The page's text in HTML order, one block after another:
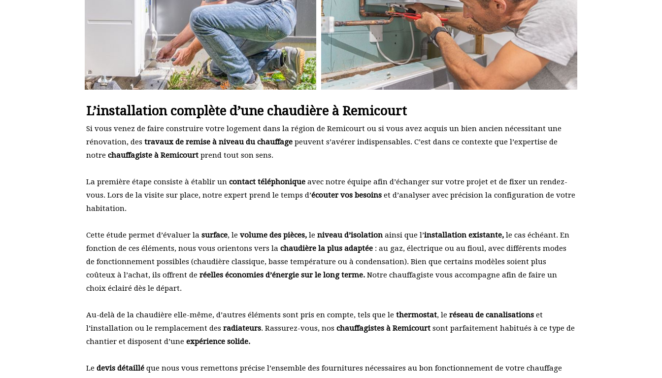
L’installation complète d’une chaudière à Remicourt
Si vous venez de faire construire votre logement dans la région de Remicourt ou si vous avez acquis un bien ancien nécessitant une
rénovation, des travaux de remise à niveau du chauffage peuvent s’avérer indispensables. C’est dans ce contexte que l’expertise de
notre chauffagiste à Remicourt prend tout son sens.
La première étape consiste à établir un contact téléphonique avec notre équipe afin d’échanger sur votre projet et de fixer un rendez-
vous. Lors de la visite sur place, notre expert prend le temps d’écouter vos besoins et d’analyser avec précision la configuration de votre
habitation.
Cette étude permet d’évaluer la surface, le volume des pièces, le niveau d’isolation ainsi que l’installation existante, le cas échéant. En
fonction de ces éléments, nous vous orientons vers la chaudière la plus adaptée : au gaz, électrique ou au fioul, avec différents modes
de fonctionnement possibles (chaudière classique, basse température ou à condensation). Bien que certains modèles soient plus
coûteux à l’achat, ils offrent de réelles économies d’énergie sur le long terme. Notre chauffagiste vous accompagne afin de faire un
choix éclairé dès le départ.
Au-delà de la chaudière elle-même, d’autres éléments sont pris en compte, tels que le thermostat, le réseau de canalisations et
l’installation ou le remplacement des radiateurs. Rassurez-vous, nos chauffagistes à Remicourt sont parfaitement habitués à ce type de
chantier et disposent d’une expérience solide.
Le devis détaillé que nous vous remettons précise l’ensemble des fournitures nécessaires au bon fonctionnement de votre chauffage